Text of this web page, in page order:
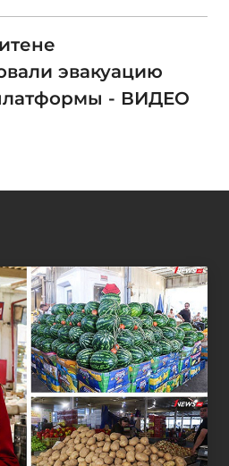
эвакуацию
- ВИДЕО